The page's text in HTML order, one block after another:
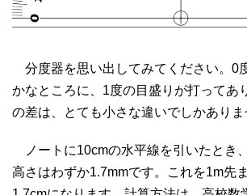
分度器を思い出してみてください。0
かなところに、1度の目盛りが打ってあ
の差は、とても小さな違いでしかありま
ノートに10cmの水平線を引いたとき
高さはわずか1.7mmです。これを1m先